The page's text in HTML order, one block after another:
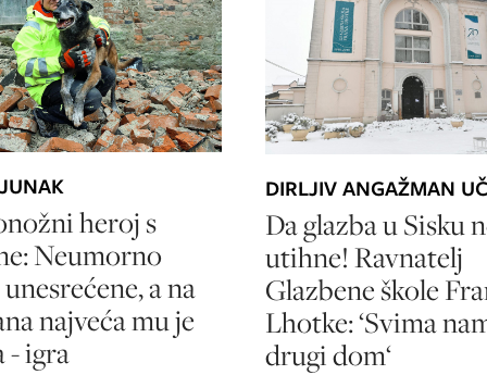
heroj s
Neumorno
a na
najveća mu je
- igra
DIRLJIV ANGAŽMAN
Da glazba u Sisku
utihne! Ravnatelj
Glazbene škole
Lhotke: ‘Svima
drugi dom‘